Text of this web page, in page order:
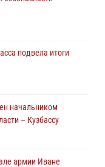
порядка на
на
подвела итоги
начальником
– Кузбассу
армии Иване